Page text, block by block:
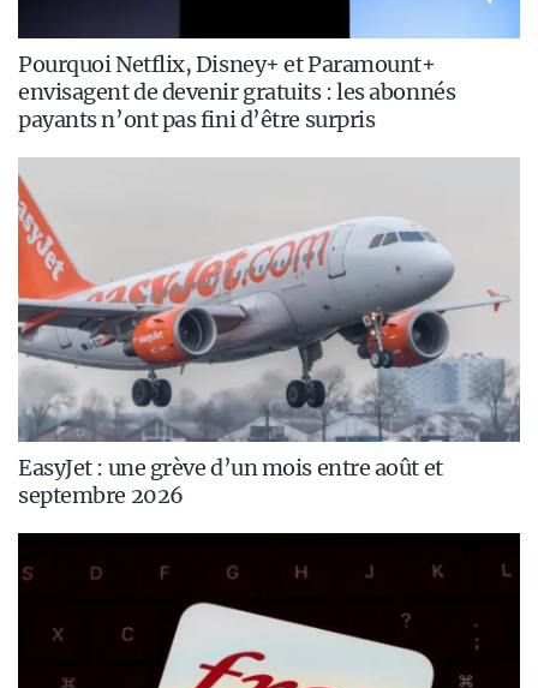
Pourquoi Netflix, Disney+ et Paramount+
envisagent de devenir gratuits : les abonnés
payants n’ont pas fini d’être surpris
EasyJet : une grève d’un mois entre août et
septembre 2026